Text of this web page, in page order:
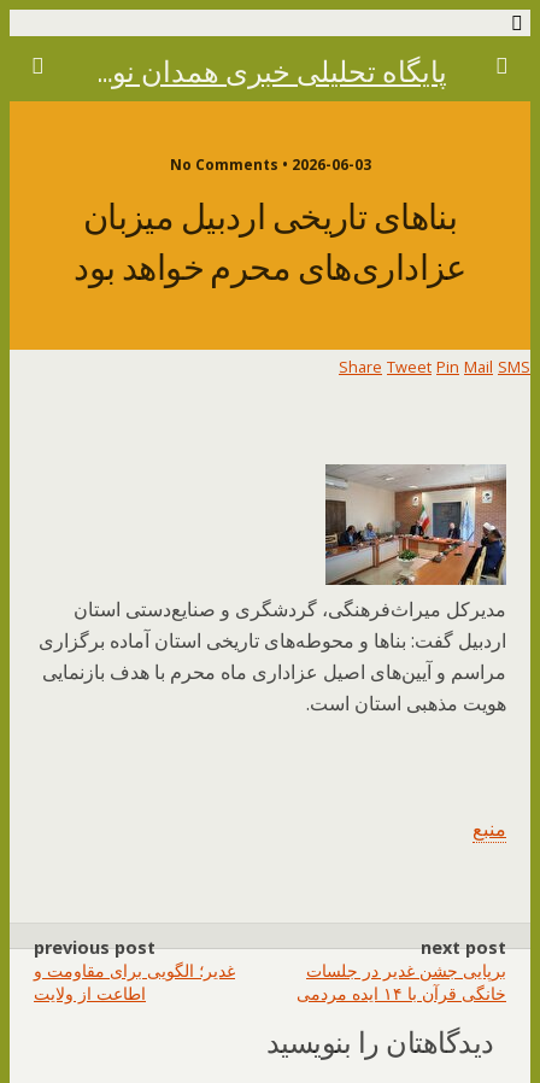
پایگاه تحلیلی خبری همدان نوین
2026-06-03 • No Comments
بنا‌های تاریخی اردبیل میزبان
عزاداری‌های محرم خواهد بود
Share Tweet Pin Mail SMS
مدیرکل میراث‌فرهنگی، گردشگری و صنایع‌دستی استان
اردبیل گفت: بنا‌ها و محوطه‌های تاریخی استان آماده برگزاری
مراسم و آیین‌های اصیل عزاداری ماه محرم با هدف بازنمایی
هویت مذهبی استان است.
منبع
previous post
غدیر؛ الگویی برای مقاومت و
اطاعت از ولایت
next post
برپایی جشن غدیر در جلسات
خانگی قرآن با ۱۴ ایده مردمی
دیدگاهتان را بنویسید